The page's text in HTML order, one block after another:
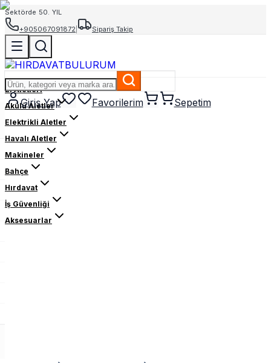
Sektörde 50. YIL
+905067091872
Sipariş Takip
Giriş Yap Favorilerim Sepetim
El Aletleri
Akülü Aletler
Elektrikli Aletler
Havalı Aletler
Makineler
Bahçe
Hırdavat
İş Güvenliği
Aksesuarlar